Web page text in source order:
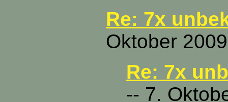
Re: 7x
Oktober
Re: 7x
-- 7.